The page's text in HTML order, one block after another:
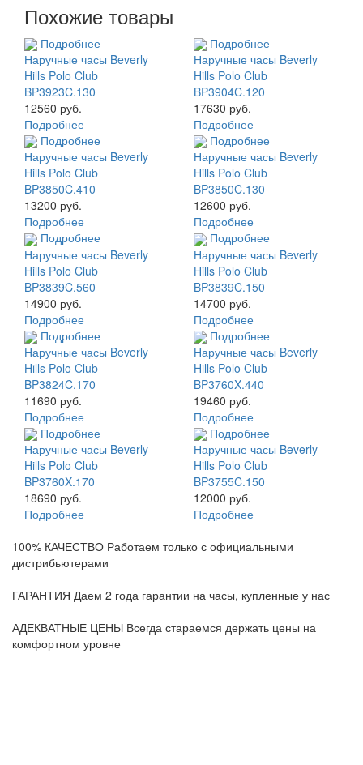
Похожие товары
Подробнее
Наручные часы Beverly
Hills Polo Club
BP3923C.130
12560 руб.
Подробнее
Подробнее
Наручные часы Beverly
Hills Polo Club
BP3904C.120
17630 руб.
Подробнее
Подробнее
Наручные часы Beverly
Hills Polo Club
BP3850C.410
13200 руб.
Подробнее
Подробнее
Наручные часы Beverly
Hills Polo Club
BP3850C.130
12600 руб.
Подробнее
Подробнее
Наручные часы Beverly
Hills Polo Club
BP3839C.560
14900 руб.
Подробнее
Подробнее
Наручные часы Beverly
Hills Polo Club
BP3839C.150
14700 руб.
Подробнее
Подробнее
Наручные часы Beverly
Hills Polo Club
BP3824C.170
11690 руб.
Подробнее
Подробнее
Наручные часы Beverly
Hills Polo Club
BP3760X.440
19460 руб.
Подробнее
Подробнее
Наручные часы Beverly
Hills Polo Club
BP3760X.170
18690 руб.
Подробнее
Подробнее
Наручные часы Beverly
Hills Polo Club
BP3755C.150
12000 руб.
Подробнее
100% КАЧЕСТВО Работаем только с официальными
дистрибьютерами
ГАРАНТИЯ Даем 2 года гарантии на часы, купленные у нас
АДЕКВАТНЫЕ ЦЕНЫ Всегда стараемся держать цены на
комфортном уровне